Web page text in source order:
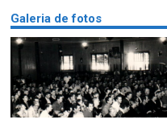
Galeria de fotos